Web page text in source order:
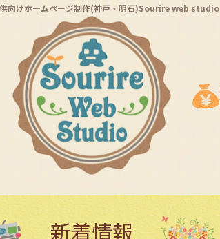
向けホームページ制作(神戸・明石)Sourire web studio
新着情報